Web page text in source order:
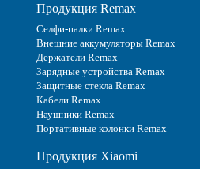
Продукция Remax
Селфи-палки Remax
Внешние аккумуляторы Remax
Держатели Remax
Зарядные устройства Remax
Защитные стекла Remax
Кабели Remax
Наушники Remax
Портативные колонки Remax
Продукция Xiaomi